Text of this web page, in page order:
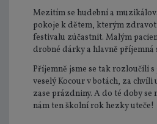
Mezitím se hudební a
pokoje k dětem, kterým
festivalu zúčastnit. Malým
drobné dárky a hlavně příjemná
Příjemně jsme se tak rozloučili
veselý Kocour v botách, za chvíli
zase prázdniny. A do té doby se
nám ten školní rok hezky uteče!